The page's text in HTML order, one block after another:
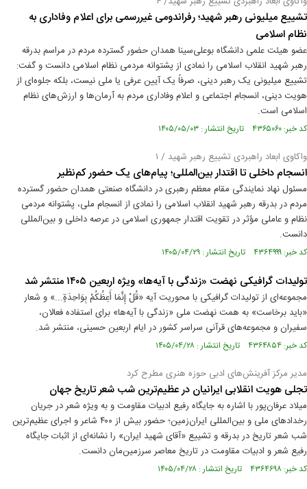
تشییع میلیونی رهبر شهید؛ رفراندومی غیررسمی برای اعلام وفاداری به
نظام اسلامی
عضو هیئت علمی دانشگاه بوعلی‌سینا همدان حضور گسترده مردم در مراسم بدرقه
رهبر شهید انقلاب اسلامی را نمادی از پشتوانه مردمی نظام اسلامی دانست و گفت:
تشییع میلیونی یک رهبر دینی، صرفاً یک آیین عرفی یا ملی نیست، بلکه جلوه‌ای از
هویت دینی، انسجام اجتماعی و اعلام وفاداری مردم به آرمان‌ها و ارزش‌های نظام
اسلامی است.
کد خبر: ۴۳۶۵۰۶۰ تاریخ انتشار : ۱۴۰۵/۰۵/۰۳
واکاوی ابعاد راهبردی تشییع رهبر شهید / ۱
انسجام داخلی تا اقتدار بین‌المللی؛ پیام‌های یک حضور کم‌نظیر
مسئول نهاد نمایندگی مقام معظم رهبری در دانشگاه صنعتی همدان حضور گسترده
مردم در بدرقه رهبر شهید انقلاب اسلامی را نمادی از انسجام ملی، پشتوانه مردمی
نظام و عاملی مؤثر در تقویت اقتدار جمهوری اسلامی در عرصه داخلی و بین‌المللی
دانست.
کد خبر: ۴۳۶۴۹۹۹ تاریخ انتشار : ۱۴۰۵/۰۴/۲۹
تولیدات گرافیکی نهضت «زندگی با آیه‌ها» ویژه اربعین ۱۴۰۵ منتشر شد
مجموعه‌ای از تولیدات گرافیکی با محوریت آیه «قُلْ إِنَّمَا أَعِظُکُمْ بِوَاحِدَةٍ...» و شعار
«باید برخاست» به همت نهضت ملی «زندگی با آیه‌ها» برای استفاده فعالان،
سفیران و مجموعه‌های قرآنی سراسر کشور در ایام اربعین حسینی، منتشر شد.
کد خبر: ۴۳۶۴۸۵۴ تاریخ انتشار : ۱۴۰۵/۰۴/۲۸
مدیر مرکز آفرینش‌های ادبی حوزه هنری مطرح کرد
تجلی هویت انقلابی ایرانیان در عظیم‌ترین شب شعر تاریخ جهان
میلاد عرفان‌پور با اشاره به جایگاه رفیع ادبیات مقاومت و به ویژه شعر در جریان
رخدادهای ملی و بین‌المللی ایران‌زمین؛ حضور بیش از ۴۰۰ شاعر و اجرای عظیم‌ترین
شب شعر تاریخ در بدرقه و تشییع «آقای شهید ایران» را نشانه‌ای از اثبات جایگاه
رفیع شعر و ادبیات مقاومت در تاریخ معاصر سرزمین‌مان دانست.
کد خبر: ۴۳۶۴۶۹۸ تاریخ انتشار : ۱۴۰۵/۰۴/۲۸